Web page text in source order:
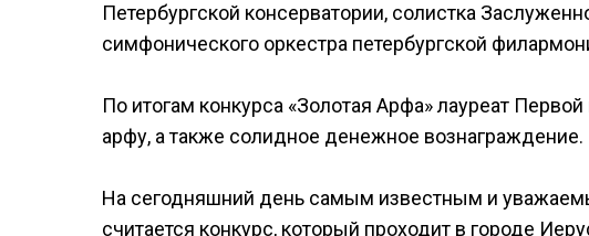
Петербургской консерватории, солистка
симфонического оркестра петербургской
По итогам конкурса «Золотая Арфа» лауреат
арфу, а также солидное денежное вознаграждение.
На сегодняшний день самым известным и
считается конкурс, который проходит в городе